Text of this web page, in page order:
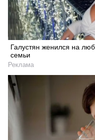
Галустян женился на
семьи
Реклама